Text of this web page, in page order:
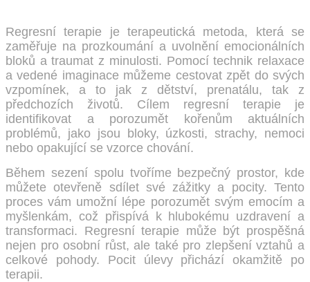
Regresní terapie je terapeutická metoda, která se
zaměřuje na prozkoumání a uvolnění emocionálních
bloků a traumat z minulosti. Pomocí technik relaxace
a vedené imaginace můžeme cestovat zpět do svých
vzpomínek, a to jak z dětství, prenatálu, tak z
předchozích životů. Cílem regresní terapie je
identifikovat a porozumět kořenům aktuálních
problémů, jako jsou bloky, úzkosti, strachy, nemoci
nebo opakující se vzorce chování.
Během sezení spolu tvoříme bezpečný prostor, kde
můžete otevřeně sdílet své zážitky a pocity. Tento
proces vám umožní lépe porozumět svým emocím a
myšlenkám, což přispívá k hlubokému uzdravení a
transformaci. Regresní terapie může být prospěšná
nejen pro osobní růst, ale také pro zlepšení vztahů a
celkové pohody. Pocit úlevy přichází okamžitě po
terapii.